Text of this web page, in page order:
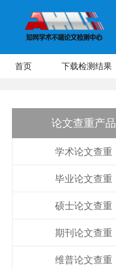
首页 下载检测结果
论文查重产品
学术论文查重
毕业论文查重
硕士论文查重
期刊论文查重
维普论文查重